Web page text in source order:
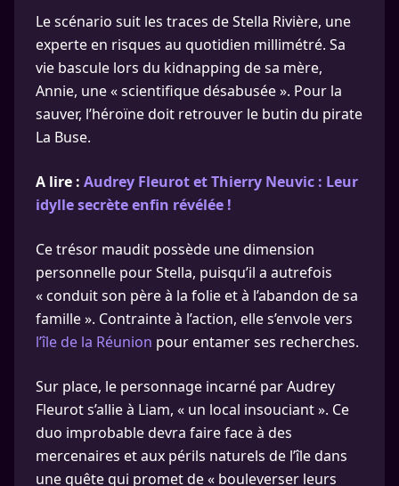
Le scénario suit les traces de Stella Rivière, une
experte en risques au quotidien millimétré. Sa
vie bascule lors du kidnapping de sa mère,
Annie, une « scientifique désabusée ». Pour la
sauver, l’héroïne doit retrouver le butin du pirate
La Buse.
A lire : Audrey Fleurot et Thierry Neuvic : Leur
idylle secrète enfin révélée !
Ce trésor maudit possède une dimension
personnelle pour Stella, puisqu’il a autrefois
« conduit son père à la folie et à l’abandon de sa
famille ». Contrainte à l’action, elle s’envole vers
l’île de la Réunion pour entamer ses recherches.
Sur place, le personnage incarné par Audrey
Fleurot s’allie à Liam, « un local insouciant ». Ce
duo improbable devra faire face à des
mercenaires et aux périls naturels de l’île dans
une quête qui promet de « bouleverser leurs